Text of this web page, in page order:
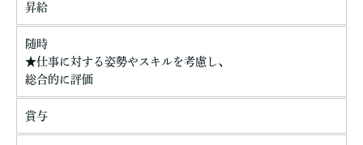
昇給
随時
★仕事に対する姿勢やスキルを考慮し、
総合的に評価
賞与